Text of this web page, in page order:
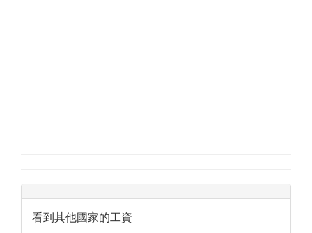
看到其他國家的工資